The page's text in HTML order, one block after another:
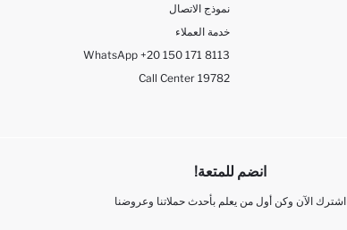
نموذج الاتصال
خدمة العملاء
WhatsApp +20 150 171 8113
Call Center 19782
انضم للمتعة!
اشترك الآن وكن أول من يعلم بأحدث حملاتنا وعروضنا